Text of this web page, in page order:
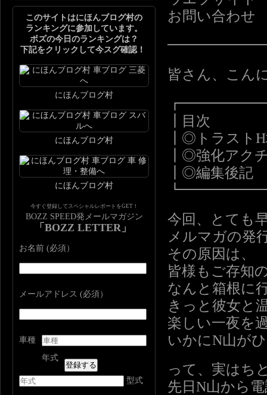
お問い合わせ
皆さん、こん
┃目次
┃◎トラストH
┃◎強化アク
┃◎編集後記
今回、とても
メルマガの発
その原因は、
皆様もご存知
なんと箱根に
きっと彼女と
楽しい一夜を
いかにN山が
って、実はち
先日N山から
このサイトはにほんブログ村の
ランキングに参加しています。
ボズの今日のランキングは？
下記をクリックして今スグ確認！
にほんブログ村
にほんブログ村
にほんブログ村
今すぐ登録してスペシャルレポートをGET！
BOZZ SPEED発メールマガジン
「BOZZ LETTER」
お名前 (必須）
メールアドレス (必須）
車種
年式
型式